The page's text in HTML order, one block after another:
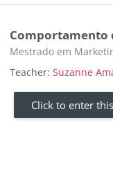
Comportamento
Course category
Mestrado em
Teacher:Suzanne
Click to enter